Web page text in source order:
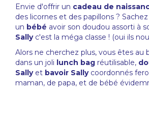
Envie d'offrir un cadeau de
des licornes et des papillons ?
un bébé avoir son doudou assorti à
Sallyc'est la méga classe ! (oui ils
Alors ne cherchez plus, vous êtes au
dans un joli lunch bag réutilisable,
Sallyet bavoir Sally coordonnés
maman, de papa, et de bébé